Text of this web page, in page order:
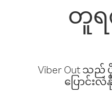
တူရ
Viber Out သ
ပြောင်း